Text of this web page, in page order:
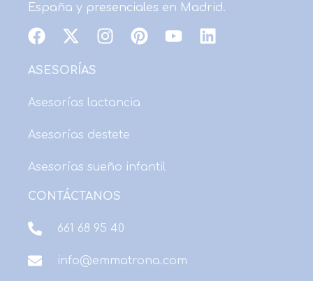
España y presenciales en Madrid.
F
c
b
o
X
t
i
t
e
r
I
a
r
m
P
e
s
t
Y
L
ASESORÍAS
Asesorías lactancia
Asesorías destete
Asesorías sueño infantil
CONTÁCTANOS
661 68 95 40
info@emmatrona.com